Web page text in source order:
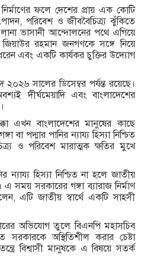
ফলে দেশের প্রায় এক কোটি
পরিবেশ ও জীববৈচিত্র্য ঝুঁকিতে
ভাসানী আন্দোলনের পথে এগিয়ে
জিয়াউর রহমান জনগণকে সঙ্গে নিয়ে
এবং একটি কার্যকর চুক্তির উদ্যোগ
২০২৬ সালের ডিসেম্বর পর্যন্ত রয়েছে।
দীর্ঘমেয়াদি এবং বাংলাদেশের
এখন বাংলাদেশের মানুষের কাছে
বা পদ্মার পানির ন্যায্য হিস্যা নিশ্চিত
ও পরিবেশ মারাত্মক ক্ষতির মুখে
হিস্যা নিশ্চিত না হলে জাতীয়
এ সময় সরকারের গঙ্গা ব্যারাজ নির্মাণ
এটি জাতীয় স্বার্থে একটি সাহসী
অভিযোগ তুলে বিএনপি মহাসচিব
সরকারকে অস্থিতিশীল করার চেষ্টা
বিশ্বাসী মানুষকে এ বিষয়ে সতর্ক